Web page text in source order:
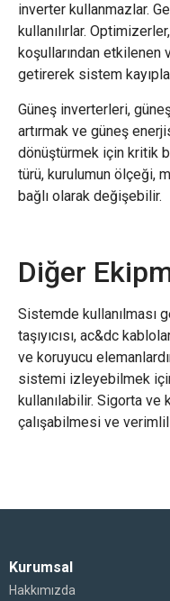
inverter kullanmazlar.
kullanılırlar.
koşullarından etkilenen
getirerek sistem
Güneş inverterleri,
artırmak ve güneş
dönüştürmek için kritik
türü, kurulumun ölçeği,
bağlı olarak değişebilir.
Diğer
Sistemde kullanılması
taşıyıcısı, ac&dc
ve koruyucu
sistemi izleyebilmek
kullanılabilir. Sigorta
çalışabilmesi ve
Kurumsal
Hakkımızda